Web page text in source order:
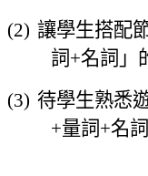
(2) 讓學生搭配
詞 +名詞」
(3) 待學生熟悉
+量詞 +名